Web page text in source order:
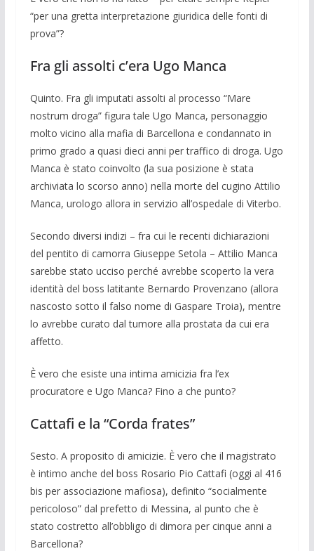
“per una gretta interpre­tazione giuridica delle fonti di
prova”?
Fra gli assolti c’era Ugo Manca
Quinto. Fra gli imputati assolti al pro­cesso “Mare
nostrum droga” figura tale Ugo Manca, personaggio
molto vicino alla mafia di Barcellona e condannato in
primo grado a quasi dieci anni per traffico di droga. Ugo
Manca è stato coinvolto (la sua posizione è stata
archiviata lo scorso anno) nella morte del cugino Attilio
Man­ca, urologo allora in servizio all’ospedale di Viterbo.
Secondo diversi indizi – fra cui le re­centi dichiarazioni
del pentito di camorra Giuseppe Setola – Attilio Manca
sarebbe stato ucciso perché avrebbe sco­perto la vera
identità del boss latitante Bernardo Provenzano (allora
nascosto sot­to il falso nome di Gaspare Troia), mentre
lo avreb­be curato dal tumore alla prostata da cui era
affetto.
È vero che esiste una intima amicizia fra l’ex
procuratore e Ugo Manca? Fino a che punto?
Cattafi e la “Corda frates”
Sesto. A proposito di amicizie. È vero che il magistrato
è intimo anche del boss Rosario Pio Cattafi (oggi al 416
bis per associazione mafiosa), definito “social­mente
pericoloso” dal prefetto di Messina, al punto che è
stato costretto all’obbligo di dimora per cinque anni a
Barcellona?